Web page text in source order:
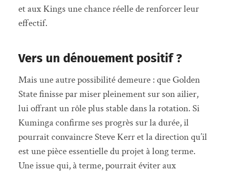
et aux Kings une chance réelle de renforcer leur
effectif.
Vers un dénouement positif ?
Mais une autre possibilité demeure : que Golden
State finisse par miser pleinement sur son ailier,
lui offrant un rôle plus stable dans la rotation. Si
Kuminga confirme ses progrès sur la durée, il
pourrait convaincre Steve Kerr et la direction qu’il
est une pièce essentielle du projet à long terme.
Une issue qui, à terme, pourrait éviter aux